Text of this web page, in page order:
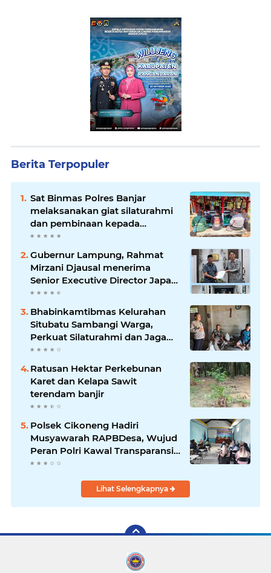
Berita Terpopuler
Sat Binmas Polres Banjar
melaksanakan giat silaturahmi
dan pembinaan kepada
pelaksana Sat Kamling
Gubernur Lampung, Rahmat
Mirzani Djausal menerima
Senior Executive Director Japan
Association for Construction
(JAC) Yugo Okamoto dalam
pertemuan resmi
Bhabinkamtibmas Kelurahan
Situbatu Sambangi Warga,
Perkuat Silaturahmi dan Jaga
Kondusivitas Wilayah
Ratusan Hektar Perkebunan
Karet dan Kelapa Sawit
terendam banjir
Polsek Cikoneng Hadiri
Musyawarah RAPBDesa, Wujud
Peran Polri Kawal Transparansi
dan Kamtibmas Desa
Lihat Selengkapnya